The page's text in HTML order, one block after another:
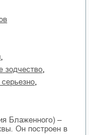
зодчество
серьезно
Блаженного) –
Он построен в